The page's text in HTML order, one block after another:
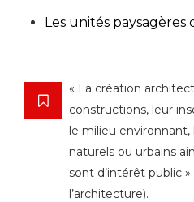
Les unités paysagères
« La création
constructions, leur
le milieu
naturels ou urbains
sont d’intérêt public
l’architecture).